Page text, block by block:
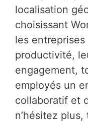
localisation
choisissant
les
productivité,
engagement,
employés un
collaboratif et
n’hésitez